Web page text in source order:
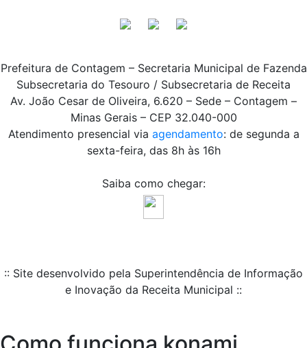
Prefeitura de Contagem – Secretaria Municipal de Fazenda
Subsecretaria do Tesouro / Subsecretaria de Receita
Av. João Cesar de Oliveira, 6.620 – Sede – Contagem –
Minas Gerais – CEP 32.040-000
Atendimento presencial via agendamento: de segunda a
sexta-feira, das 8h às 16h
Saiba como chegar:
:: Site desenvolvido pela Superintendência de Informação
e Inovação da Receita Municipal ::